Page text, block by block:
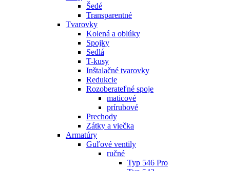
Šedé
Transparentné
Tvarovky
Kolená a oblúky
Spojky
Sedlá
T-kusy
Inštalačné tvarovky
Redukcie
Rozoberateľné spoje
maticové
prírubové
Prechody
Zátky a viečka
Armatúry
Guľové ventily
ručné
Typ 546 Pro